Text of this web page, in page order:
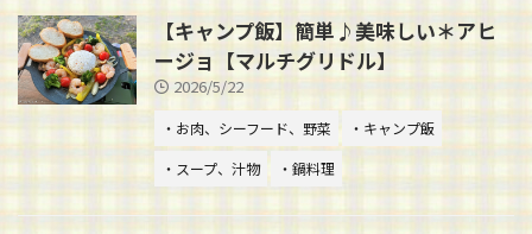
【キャンプ飯】簡単♪美味しい＊アヒ
ージョ【マルチグリドル】
2026/5/22
・お肉、シーフード、野菜
・キャンプ飯
・スープ、汁物
・鍋料理